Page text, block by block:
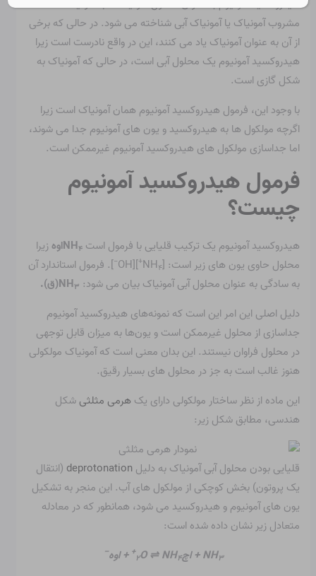
هیدروکسید آمونیوم به عنوان محلول آمونیاک، آب آمونیاک،
مشروب آمونیاک یا آمونیاک آبی شناخته می شود. در حالی که برخی
از آن به عنوان آمونیاک یاد می کنند، این در واقع نادرست است زیرا
هیدروکسید آمونیوم یک محلول آبی است، در حالی که آمونیاک به
شکل گازی است.
با وجود این، فرمول هیدروکسید آمونیوم همان آمونیاک است زیرا
اگرچه مولکول ها به هیدروکسید و یون های آمونیوم جدا می شوند،
اما جداسازی مولکول های هیدروکسید آمونیوم غیرممکن است.
فرمول هیدروکسید آمونیوم
چیست؟
هیدروکسید آمونیوم یک ترکیب قلیایی با فرمول است NH۴ اوه زیرا
محلول حاوی یون های زیر است: [NH۴ +
][OH
−]. فرمول استاندارد آن
به سادگی به عنوان محلول آبی آمونیاک بیان می شود:
NH۳
(ق).
دلیل اصلی این امر این است که نمونه‌های هیدروکسید آمونیوم
جداسازی از محلول غیرممکن است و یون‌ها به میزان قابل توجهی
در محلول فراوان نیستند. این بدان معنی است که آمونیاک مولکولی
هنوز غالب است به جز در محلول های بسیار رقیق.
این ماده از نظر ساختار مولکولی دارای یک هرمی مثلثی شکل
هندسی، مطابق شکل زیر:
قلیایی بودن محلول آبی آمونیاک به دلیل deprotonation (انتقال
یک پروتون) بخش کوچکی از مولکول های آب. این منجر به تشکیل
یون های آمونیوم و هیدروکسید می شود، همانطور که در معادله
متعادل زیر نشان داده شده است:
NH۳ + اچ ۲O ⇌ NH۴ + + اوه–